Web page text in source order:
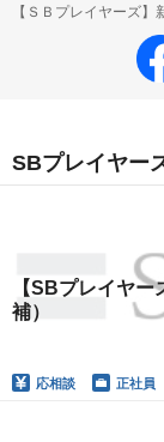
【ＳＢプレイヤーズ
SBプレイヤー
【SBプレイヤ
補）
応相談 正社員